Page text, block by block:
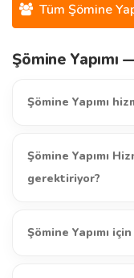
Tüm Şömine
Şömine Yapımı
Şömine Yapımı
Şömine Yapımı
gerektiriyor?
Şömine Yapımı